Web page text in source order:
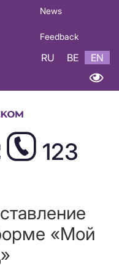
News
Feedback
RU BE EN
123
«Мой